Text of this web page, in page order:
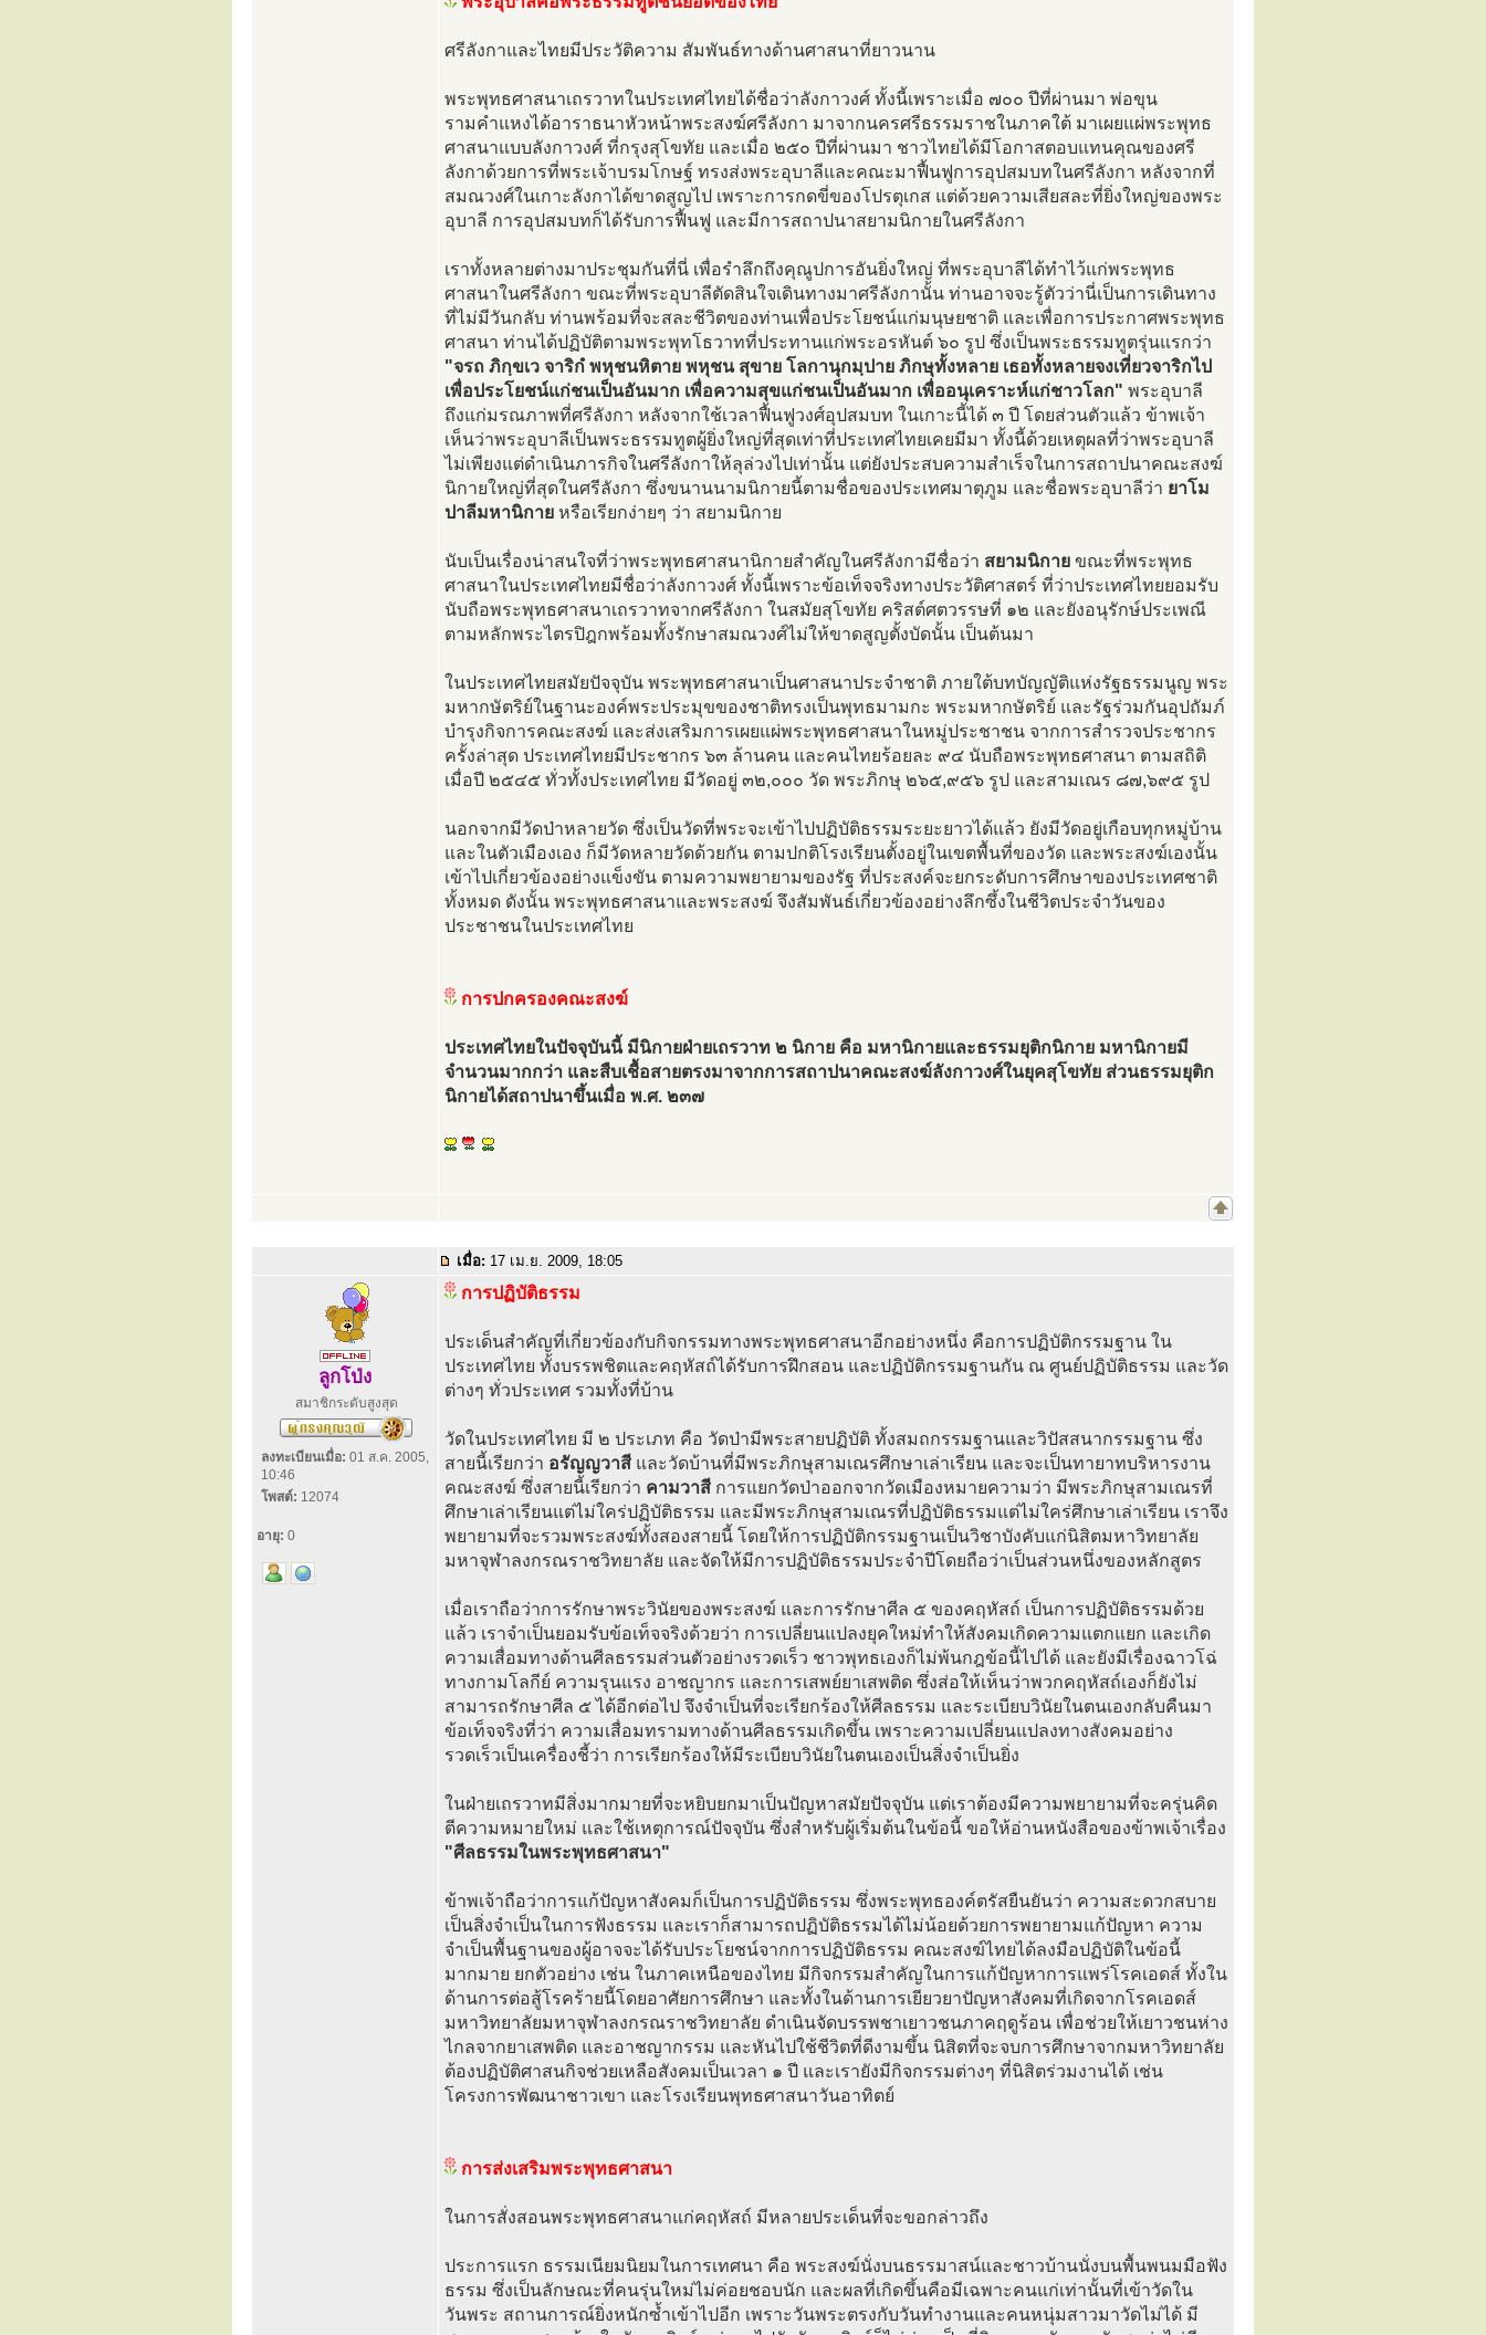
ศรีลังกาและไทยมีประวัติความ สัมพันธ์ทางด้านศาสนาที่ยาวนาน
พระพุทธศาสนาเถรวาทในประเทศไทยได้ชื่อว่าลังกาวงศ์ ทั้งนี้เพราะเมื่อ ๗๐๐ ปีที่ผ่านมา พ่อขุน
รามคำแหงได้อาราธนาหัวหน้าพระสงฆ์ศรีลังกา มาจากนครศรีธรรมราชในภาคใต้ มาเผยแผ่พระพุทธ
ศาสนาแบบลังกาวงศ์ ที่กรุงสุโขทัย และเมื่อ ๒๕๐ ปีที่ผ่านมา ชาวไทยได้มีโอกาสตอบแทนคุณของศรี
ลังกาด้วยการที่พระเจ้าบรมโกษฐ์ ทรงส่งพระอุบาลีและคณะมาฟื้นฟูการอุปสมบทในศรีลังกา หลังจากที่
สมณวงศ์ในเกาะลังกาได้ขาดสูญไป เพราะการกดขี่ของโปรตุเกส แต่ด้วยความเสียสละที่ยิ่งใหญ่ของพระ
อุบาลี การอุปสมบทก็ได้รับการฟื้นฟู และมีการสถาปนาสยามนิกายในศรีลังกา
เราทั้งหลายต่างมาประชุมกันที่นี่ เพื่อรำลึกถึงคุณูปการอันยิ่งใหญ่ ที่พระอุบาลีได้ทำไว้แก่พระพุทธ
ศาสนาในศรีลังกา ขณะที่พระอุบาลีตัดสินใจเดินทางมาศรีลังกานั้น ท่านอาจจะรู้ตัวว่านี่เป็นการเดินทาง
ที่ไม่มีวันกลับ ท่านพร้อมที่จะสละชีวิตของท่านเพื่อประโยชน์แก่มนุษยชาติ และเพื่อการประกาศพระพุทธ
ศาสนา ท่านได้ปฏิบัติตามพระพุทโธวาทที่ประทานแก่พระอรหันต์ ๖๐ รูป ซึ่งเป็นพระธรรมทูตรุ่นแรกว่า
"จรถ ภิกฺขเว จาริกํ พหุชนหิตาย พหุชน สุขาย โลกานุกมฺปาย ภิกษุทั้งหลาย เธอทั้งหลายจงเที่ยวจาริกไป
เพื่อประโยชน์แก่ชนเป็นอันมาก เพื่อความสุขแก่ชนเป็นอันมาก เพื่ออนุเคราะห์แก่ชาวโลก" พระอุบาลี
ถึงแก่มรณภาพที่ศรีลังกา หลังจากใช้เวลาฟื้นฟูวงศ์อุปสมบท ในเกาะนี้ได้ ๓ ปี โดยส่วนตัวแล้ว ข้าพเจ้า
เห็นว่าพระอุบาลีเป็นพระธรรมทูตผู้ยิ่งใหญ่ที่สุดเท่าที่ประเทศไทยเคยมีมา ทั้งนี้ด้วยเหตุผลที่ว่าพระอุบาลี
ไม่เพียงแต่ดำเนินภารกิจในศรีลังกาให้ลุล่วงไปเท่านั้น แต่ยังประสบความสำเร็จในการสถาปนาคณะสงฆ์
นิกายใหญ่ที่สุดในศรีลังกา ซึ่งขนานนามนิกายนี้ตามชื่อของประเทศมาตุภูม และชื่อพระอุบาลีว่า ยาโม
ปาลีมหานิกาย หรือเรียกง่ายๆ ว่า สยามนิกาย
นับเป็นเรื่องน่าสนใจที่ว่าพระพุทธศาสนานิกายสำคัญในศรีลังกามีชื่อว่า สยามนิกาย ขณะที่พระพุทธ
ศาสนาในประเทศไทยมีชื่อว่าลังกาวงศ์ ทั้งนี้เพราะข้อเท็จจริงทางประวัติศาสตร์ ที่ว่าประเทศไทยยอมรับ
นับถือพระพุทธศาสนาเถรวาทจากศรีลังกา ในสมัยสุโขทัย คริสต์ศตวรรษที่ ๑๒ และยังอนุรักษ์ประเพณี
ตามหลักพระไตรปิฎกพร้อมทั้งรักษาสมณวงศ์ไม่ให้ขาดสูญตั้งบัดนั้น เป็นต้นมา
ในประเทศไทยสมัยปัจจุบัน พระพุทธศาสนาเป็นศาสนาประจำชาติ ภายใต้บทบัญญัติแห่งรัฐธรรมนูญ พระ
มหากษัตริย์ในฐานะองค์พระประมุขของชาติทรงเป็นพุทธมามกะ พระมหากษัตริย์ และรัฐร่วมกันอุปถัมภ์
บำรุงกิจการคณะสงฆ์ และส่งเสริมการเผยแผ่พระพุทธศาสนาในหมู่ประชาชน จากการสำรวจประชากร
ครั้งล่าสุด ประเทศไทยมีประชากร ๖๓ ล้านคน และคนไทยร้อยละ ๙๔ นับถือพระพุทธศาสนา ตามสถิติ
เมื่อปี ๒๕๔๕ ทั่วทั้งประเทศไทย มีวัดอยู่ ๓๒,๐๐๐ วัด พระภิกษุ ๒๖๕,๙๕๖ รูป และสามเณร ๘๗,๖๙๕ รูป
นอกจากมีวัดป่าหลายวัด ซึ่งเป็นวัดที่พระจะเข้าไปปฏิบัติธรรมระยะยาวได้แล้ว ยังมีวัดอยู่เกือบทุกหมู่บ้าน
และในตัวเมืองเอง ก็มีวัดหลายวัดด้วยกัน ตามปกติโรงเรียนตั้งอยู่ในเขตพื้นที่ของวัด และพระสงฆ์เองนั้น
เข้าไปเกี่ยวข้องอย่างแข็งขัน ตามความพยายามของรัฐ ที่ประสงค์จะยกระดับการศึกษาของประเทศชาติ
ทั้งหมด ดังนั้น พระพุทธศาสนาและพระสงฆ์ จึงสัมพันธ์เกี่ยวข้องอย่างลึกซึ้งในชีวิตประจำวันของ
ประชาชนในประเทศไทย
การปกครองคณะสงฆ์
ประเทศไทยในปัจจุบันนี้ มีนิกายฝ่ายเถรวาท ๒ นิกาย คือ มหานิกายและธรรมยุติกนิกาย มหานิกายมี
จำนวนมากกว่า และสืบเชื้อสายตรงมาจากการสถาปนาคณะสงฆ์ลังกาวงศ์ในยุคสุโขทัย ส่วนธรรมยุติก
นิกายได้สถาปนาขึ้นเมื่อ พ.ศ. ๒๓๗
เมื่อ: 17 เม.ย. 2009, 18:05
ลูกโป่ง
สมาชิกระดับสูงสุด
ลงทะเบียนเมื่อ: 01 ส.ค. 2005,
10:46
โพสต์: 12074
อายุ: 0
การปฏิบัติธรรม
ประเด็นสำคัญที่เกี่ยวข้องกับกิจกรรมทางพระพุทธศาสนาอีกอย่างหนึ่ง คือการปฏิบัติกรรมฐาน ใน
ประเทศไทย ทั้งบรรพชิตและคฤหัสถ์ได้รับการฝึกสอน และปฏิบัติกรรมฐานกัน ณ ศูนย์ปฏิบัติธรรม และวัด
ต่างๆ ทั่วประเทศ รวมทั้งที่บ้าน
วัดในประเทศไทย มี ๒ ประเภท คือ วัดป่ามีพระสายปฏิบัติ ทั้งสมถกรรมฐานและวิปัสสนากรรมฐาน ซึ่ง
สายนี้เรียกว่า อรัญญวาสี และวัดบ้านที่มีพระภิกษุสามเณรศึกษาเล่าเรียน และจะเป็นทายาทบริหารงาน
คณะสงฆ์ ซึ่งสายนี้เรียกว่า คามวาสี การแยกวัดป่าออกจากวัดเมืองหมายความว่า มีพระภิกษุสามเณรที่
ศึกษาเล่าเรียนแต่ไม่ใคร่ปฏิบัติธรรม และมีพระภิกษุสามเณรที่ปฏิบัติธรรมแต่ไม่ใคร่ศึกษาเล่าเรียน เราจึง
พยายามที่จะรวมพระสงฆ์ทั้งสองสายนี้ โดยให้การปฏิบัติกรรมฐานเป็นวิชาบังคับแก่นิสิตมหาวิทยาลัย
มหาจุฬาลงกรณราชวิทยาลัย และจัดให้มีการปฏิบัติธรรมประจำปีโดยถือว่าเป็นส่วนหนึ่งของหลักสูตร
เมื่อเราถือว่าการรักษาพระวินัยของพระสงฆ์ และการรักษาศีล ๕ ของคฤหัสถ์ เป็นการปฏิบัติธรรมด้วย
แล้ว เราจำเป็นยอมรับข้อเท็จจริงด้วยว่า การเปลี่ยนแปลงยุคใหม่ทำให้สังคมเกิดความแตกแยก และเกิด
ความเสื่อมทางด้านศีลธรรมส่วนตัวอย่างรวดเร็ว ชาวพุทธเองก็ไม่พ้นกฎข้อนี้ไปได้ และยังมีเรื่องฉาวโฉ่
ทางกามโลกีย์ ความรุนแรง อาชญากร และการเสพย์ยาเสพติด ซึ่งส่อให้เห็นว่าพวกคฤหัสถ์เองก็ยังไม่
สามารถรักษาศีล ๕ ได้อีกต่อไป จึงจำเป็นที่จะเรียกร้องให้ศีลธรรม และระเบียบวินัยในตนเองกลับคืนมา
ข้อเท็จจริงที่ว่า ความเสื่อมทรามทางด้านศีลธรรมเกิดขึ้น เพราะความเปลี่ยนแปลงทางสังคมอย่าง
รวดเร็วเป็นเครื่องชี้ว่า การเรียกร้องให้มีระเบียบวินัยในตนเองเป็นสิ่งจำเป็นยิ่ง
ในฝ่ายเถรวาทมีสิ่งมากมายที่จะหยิบยกมาเป็นปัญหาสมัยปัจจุบัน แต่เราต้องมีความพยายามที่จะครุ่นคิด
ตีความหมายใหม่ และใช้เหตุการณ์ปัจจุบัน ซึ่งสำหรับผู้เริ่มต้นในข้อนี้ ขอให้อ่านหนังสือของข้าพเจ้าเรื่อง
"ศีลธรรมในพระพุทธศาสนา"
ข้าพเจ้าถือว่าการแก้ปัญหาสังคมก็เป็นการปฏิบัติธรรม ซึ่งพระพุทธองค์ตรัสยืนยันว่า ความสะดวกสบาย
เป็นสิ่งจำเป็นในการฟังธรรม และเราก็สามารถปฏิบัติธรรมได้ไม่น้อยด้วยการพยายามแก้ปัญหา ความ
จำเป็นพื้นฐานของผู้อาจจะได้รับประโยชน์จากการปฏิบัติธรรม คณะสงฆ์ไทยได้ลงมือปฏิบัติในข้อนี้
มากมาย ยกตัวอย่าง เช่น ในภาคเหนือของไทย มีกิจกรรมสำคัญในการแก้ปัญหาการแพร่โรคเอดส์ ทั้งใน
ด้านการต่อสู้โรคร้ายนี้โดยอาศัยการศึกษา และทั้งในด้านการเยียวยาปัญหาสังคมที่เกิดจากโรคเอดส์
มหาวิทยาลัยมหาจุฬาลงกรณราชวิทยาลัย ดำเนินจัดบรรพชาเยาวชนภาคฤดูร้อน เพื่อช่วยให้เยาวชนห่าง
ไกลจากยาเสพติด และอาชญากรรม และหันไปใช้ชีวิตที่ดีงามขึ้น นิสิตที่จะจบการศึกษาจากมหาวิทยาลัย
ต้องปฏิบัติศาสนกิจช่วยเหลือสังคมเป็นเวลา ๑ ปี และเรายังมีกิจกรรมต่างๆ ที่นิสิตร่วมงานได้ เช่น
โครงการพัฒนาชาวเขา และโรงเรียนพุทธศาสนาวันอาทิตย์
การส่งเสริมพระพุทธศาสนา
ในการสั่งสอนพระพุทธศาสนาแก่คฤหัสถ์ มีหลายประเด็นที่จะขอกล่าวถึง
ประการแรก ธรรมเนียมนิยมในการเทศนา คือ พระสงฆ์นั่งบนธรรมาสน์และชาวบ้านนั่งบนพื้นพนมมือฟัง
ธรรม ซึ่งเป็นลักษณะที่คนรุ่นใหม่ไม่ค่อยชอบนัก และผลที่เกิดขึ้นคือมีเฉพาะคนแก่เท่านั้นที่เข้าวัดใน
วันพระ สถานการณ์ยิ่งหนักซ้ำเข้าไปอีก เพราะวันพระตรงกับวันทำงานและคนหนุ่มสาวมาวัดไม่ได้ มี